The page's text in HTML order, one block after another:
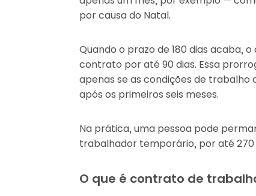
por causa do Natal.
Quando o prazo de 180 dias
contrato por até 90 dias. Essa
apenas se as condições de
após os primeiros seis meses.
Na prática, uma pessoa pode
trabalhador temporário, por até 270
O que é contrato de